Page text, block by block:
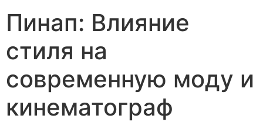
Пинап: Влияние
стиля на
современную моду и
кинематограф